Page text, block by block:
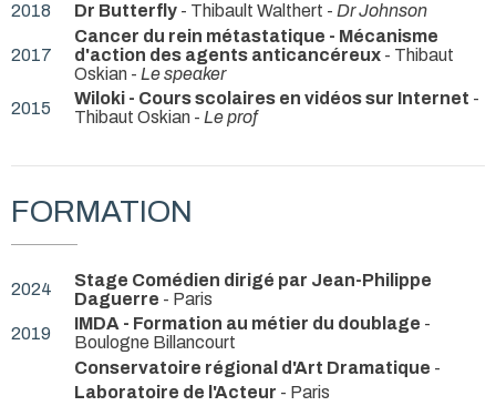
2018
Dr Butterfly - Thibault Walthert - Dr Johnson
2017
Cancer du rein métastatique - Mécanisme
d'action des agents anticancéreux - Thibaut
Oskian - Le speaker
2015
Wiloki - Cours scolaires en vidéos sur Internet -
Thibaut Oskian - Le prof
FORMATION
2024
Stage Comédien dirigé par Jean-Philippe
Daguerre - Paris
2019
IMDA - Formation au métier du doublage -
Boulogne Billancourt
Conservatoire régional d'Art Dramatique -
Laboratoire de l'Acteur - Paris